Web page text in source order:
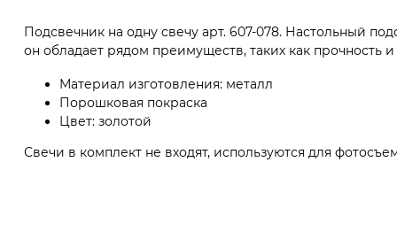
Подсвечник на одну свечу арт. 607-078. Настольный
он обладает рядом преимуществ, таких как прочность
Материал изготовления: металл
Порошковая покраска
Цвет: золотой
Свечи в комплект не входят, используются для